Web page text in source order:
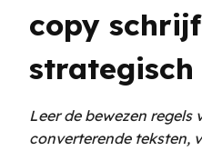
copy
Leer de bewezen regels
converterende teksten,